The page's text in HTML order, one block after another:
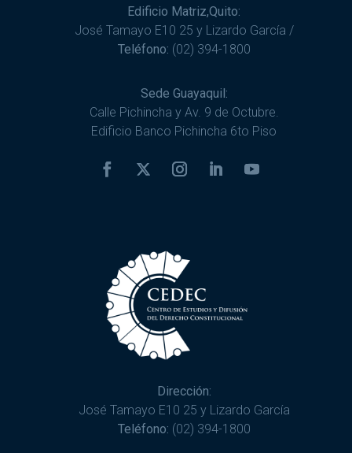
Edificio Matriz,Quito:
José Tamayo E10 25 y Lizardo García /
Teléfono: (02) 394-1800
Sede Guayaquil:
Calle Pichincha y Av. 9 de Octubre.
Edificio Banco Pichincha 6to Piso
Dirección:
José Tamayo E10 25 y Lizardo García
Teléfono: (02) 394-1800